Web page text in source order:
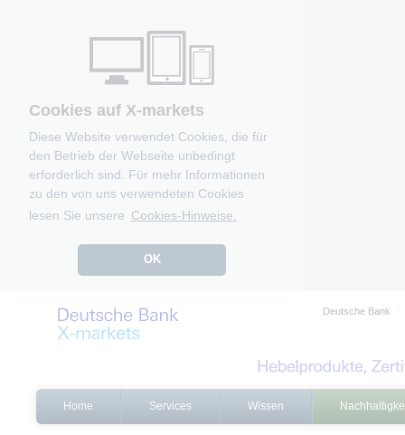
Cookies auf X-markets
Diese Website verwendet Cookies, die für
den Betrieb der Webseite unbedingt
erforderlich sind. Für mehr Informationen
zu den von uns verwendeten Cookies
lesen Sie unsere Cookies-Hinweise.
OK
Deutsche Bank
Home Services Wissen